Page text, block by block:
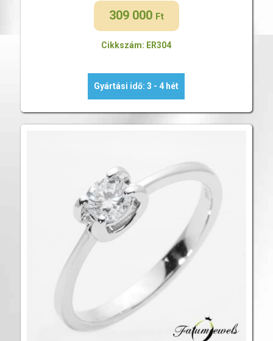
309 000 Ft
Cikkszám: ER304
Gyártási idő: 3 - 4 hét